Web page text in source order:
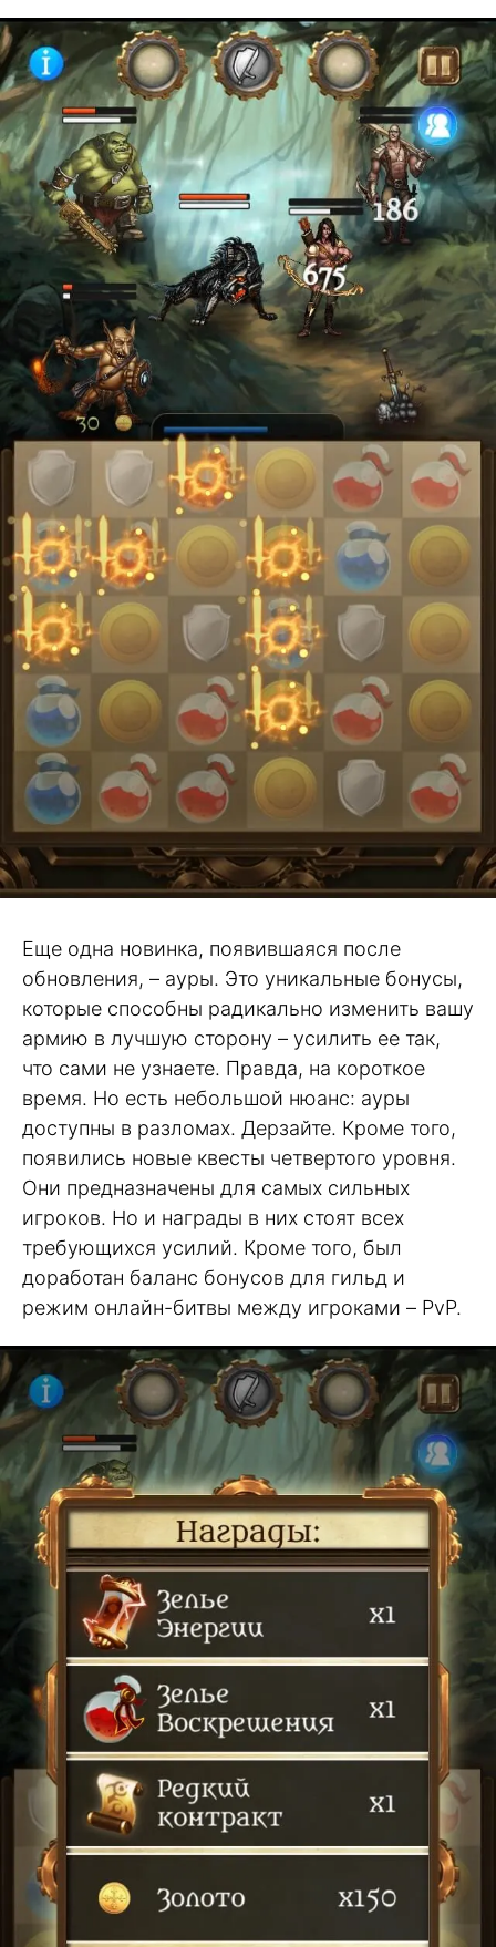
Еще одна новинка, появившаяся после
обновления, – ауры. Это уникальные бонусы,
которые способны радикально изменить вашу
армию в лучшую сторону – усилить ее так,
что сами не узнаете. Правда, на короткое
время. Но есть небольшой нюанс: ауры
доступны в разломах. Дерзайте. Кроме того,
появились новые квесты четвертого уровня.
Они предназначены для самых сильных
игроков. Но и награды в них стоят всех
требующихся усилий. Кроме того, был
доработан баланс бонусов для гильд и
режим онлайн-битвы между игроками – PvP.